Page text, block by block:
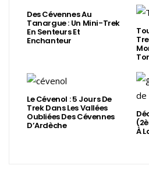
Des Cévennes Au
Tanargue : Un Mini-Trek
En Senteurs Et
Enchanteur
Le Cévenol : 5 Jours De
Trek Dans Les Vallées
Oubliées Des Cévennes
D’Ardèche
À